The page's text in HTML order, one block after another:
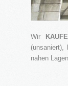
Wir
(unsaniert),
nahen